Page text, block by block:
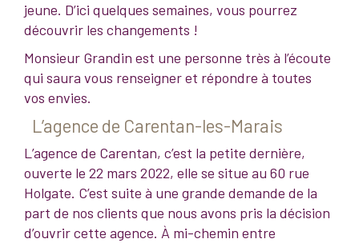
jeune. D’ici quelques semaines, vous pourrez
découvrir les changements !
Monsieur Grandin est une personne très à l’écoute
qui saura vous renseigner et répondre à toutes
vos envies.
L’agence de Carentan-les-Marais
L’agence de Carentan, c’est la petite dernière,
ouverte le 22 mars 2022, elle se situe au 60 rue
Holgate. C’est suite à une grande demande de la
part de nos clients que nous avons pris la décision
d’ouvrir cette agence. À mi-chemin entre